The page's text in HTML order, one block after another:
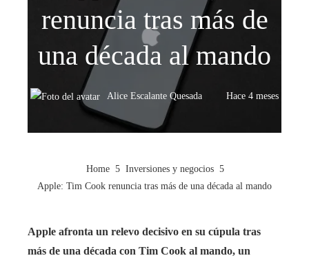
renuncia tras más de
una década al mando
Alice Escalante Quesada Hace 4 meses
Home
Inversiones y negocios
Apple: Tim Cook renuncia tras más de una década al mando
Apple afronta un relevo decisivo en su cúpula tras
más de una década con Tim Cook al mando, un